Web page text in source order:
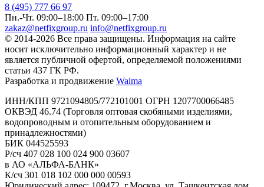
8 (495) 777 66 97
Пн.-Чт. 09:00–18:00 Пт. 09:00–17:00
zakaz@netfixgroup.ru info@netfixgroup.ru
© 2014-2026 Все права защищены. Информация на сайте
носит исключительно информационный характер и не
является публичной офертой, определяемой положениями
статьи 437 ГК РФ.
Разработка и продвижение Waima
ИНН/КПП 9721094805/772101001 ОГРН 1207700066485
ОКВЭД 46.74 (Торговля оптовая скобяными изделиями,
водопроводным и отопительным оборудованием и
принадлежностями)
БИК 044525593
Р/сч 407 028 100 024 900 03607
в АО «АЛЬФА-БАНК»
К/сч 301 018 102 000 000 00593